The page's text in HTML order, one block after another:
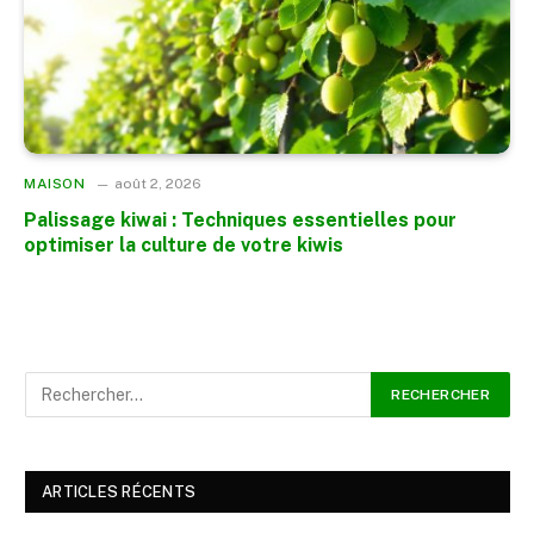
MAISON août 2, 2026
Palissage kiwai : Techniques essentielles pour
optimiser la culture de votre kiwis
ARTICLES RÉCENTS